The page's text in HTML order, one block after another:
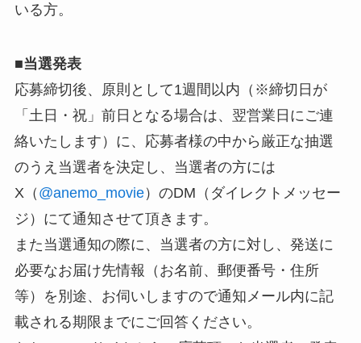
いる方。
■当選発表
応募締切後、原則として1週間以内（※締切日が
「土日・祝」前日となる場合は、翌営業日にご連
絡いたします）に、応募者様の中から厳正な抽選
のうえ当選者を決定し、当選者の方には
X（ @anemo_movie）のDM（ダイレクトメッセー
ジ）にて通知させて頂きます。
また当選通知の際に、当選者の方に対し、発送に
必要なお届け先情報（お名前、郵便番号・住所
等）を別途、お伺いしますので通知メール内に記
載される期限までにご回答ください。